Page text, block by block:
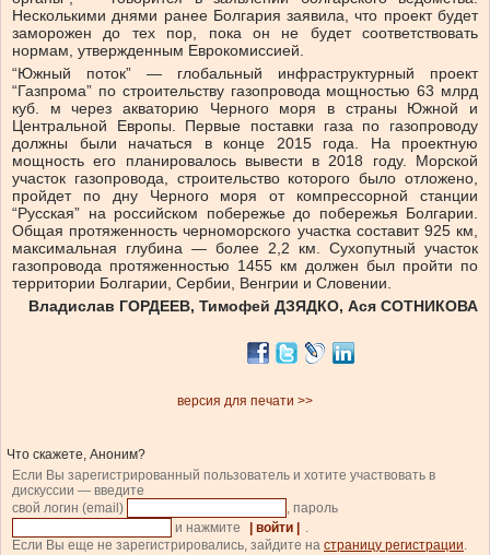
Несколькими днями ранее Болгария заявила, что проект будет
заморожен до тех пор, пока он не будет соответствовать
нормам, утвержденным Еврокомиссией.
“Южный поток” — глобальный инфраструктурный проект
“Газпрома” по строительству газопровода мощностью 63 млрд
куб. м через акваторию Черного моря в страны Южной и
Центральной Европы. Первые поставки газа по газопроводу
должны были начаться в конце 2015 года. На проектную
мощность его планировалось вывести в 2018 году. Морской
участок газопровода, строительство которого было отложено,
пройдет по дну Черного моря от компрессорной станции
“Русская” на российском побережье до побережья Болгарии.
Общая протяженность черноморского участка составит 925 км,
максимальная глубина — более 2,2 км. Сухопутный участок
газопровода протяженностью 1455 км должен был пройти по
территории Болгарии, Сербии, Венгрии и Словении.
Владислав ГОРДЕЕВ, Тимофей ДЗЯДКО, Ася СОТНИКОВА
версия для печати >>
Что скажете, Аноним?
Если Вы зарегистрированный пользователь и хотите участвовать в
дискуссии — введите
свой логин (email)
, пароль
и нажмите
| войти |
.
Если Вы еще не зарегистрировались, зайдите на страницу регистрации.